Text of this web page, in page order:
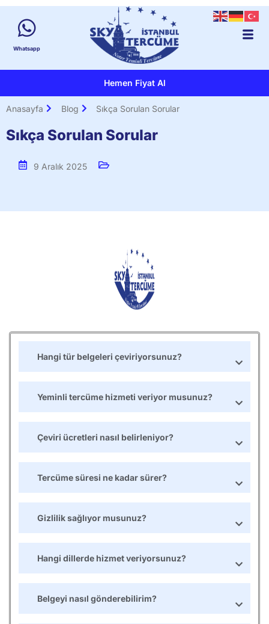
Whatsapp
Hemen Fiyat Al
Anasayfa Blog Sıkça Sorulan Sorular
Sıkça Sorulan Sorular
9 Aralık 2025
Hangi tür belgeleri çeviriyorsunuz?
Yeminli tercüme hizmeti veriyor musunuz?
Çeviri ücretleri nasıl belirleniyor?
Tercüme süresi ne kadar sürer?
Gizlilik sağlıyor musunuz?
Hangi dillerde hizmet veriyorsunuz?
Belgeyi nasıl gönderebilirim?